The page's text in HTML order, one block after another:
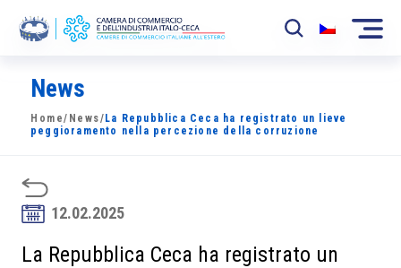
La Camera
News
Sviluppo Mercato
Soci
News
Home/ News/ La Repubblica Ceca ha registrato un lieve
peggioramento nella percezione della corruzione
12.02.2025
La Repubblica Ceca ha registrato un